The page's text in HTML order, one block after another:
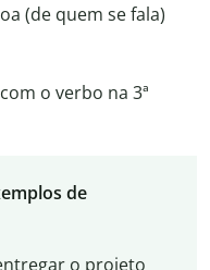
(de quem se fala)
o verbo na 3ª
de
o projeto